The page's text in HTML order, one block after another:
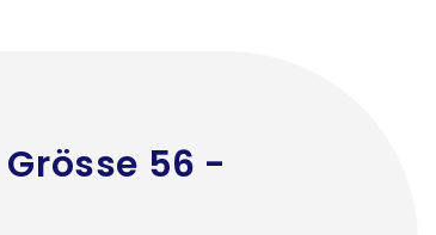
56 -